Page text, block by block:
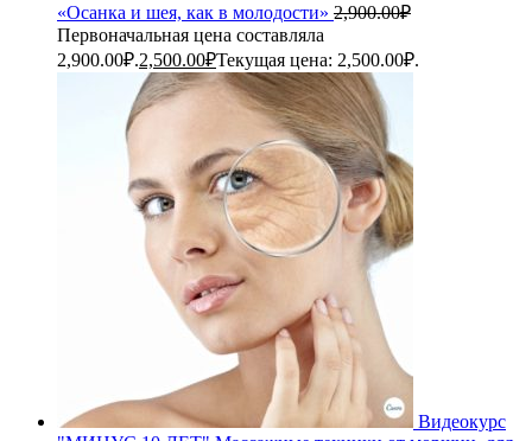
«Осанка и шея, как в молодости» 2,900.00₽
Первоначальная цена составляла
2,900.00₽.2,500.00₽Текущая цена: 2,500.00₽.
Видеокурс